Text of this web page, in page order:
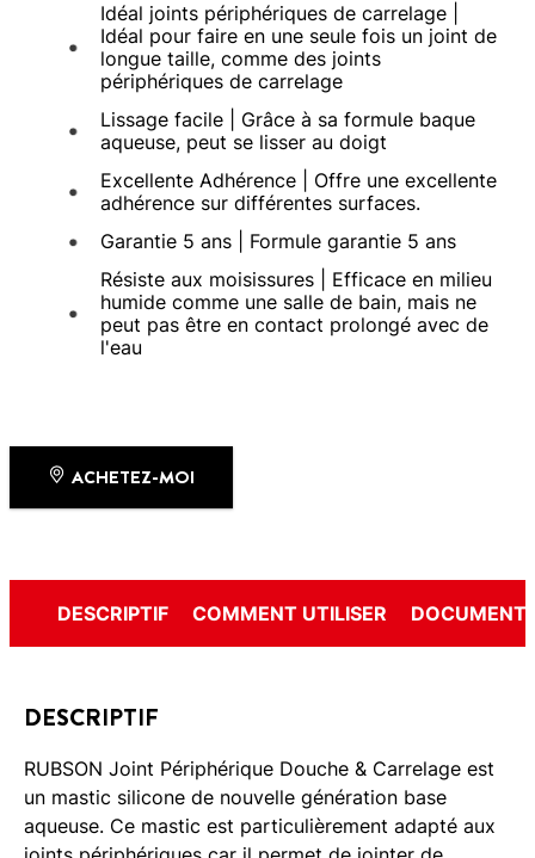
Idéal joints périphériques de carrelage |
Idéal pour faire en une seule fois un joint de
longue taille, comme des joints
périphériques de carrelage
Lissage facile | Grâce à sa formule baque
aqueuse, peut se lisser au doigt
Excellente Adhérence | Offre une excellente
adhérence sur différentes surfaces.
Garantie 5 ans | Formule garantie 5 ans
Résiste aux moisissures | Efficace en milieu
humide comme une salle de bain, mais ne
peut pas être en contact prolongé avec de
l'eau
ACHETEZ-MOI
DESCRIPTIF COMMENT UTILISER
DESCRIPTIF
RUBSON Joint Périphérique Douche & Carrelage est
un mastic silicone de nouvelle génération base
aqueuse. Ce mastic est particulièrement adapté aux